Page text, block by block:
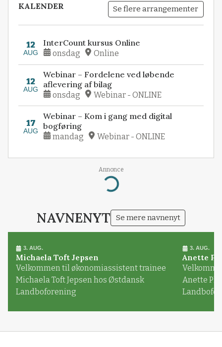
KALENDER Se flere arrangementer
12
AUG
InterCount kursus Online
onsdag Online
12
AUG
Webinar – Fordelene ved løbende
aflevering af bilag
onsdag Webinar - ONLINE
17
AUG
Webinar – Kom i gang med digital
bogføring
mandag Webinar - ONLINE
Annonce
Loading...
NAVNENYT Se mere navnenyt
3. AUG.
Michaela Toft Jepsen
Velkommen til økonomiassistent trainee
Michaela Toft Jepsen hos Østdansk
Landboforening
3. AUG.
Anette
Anette